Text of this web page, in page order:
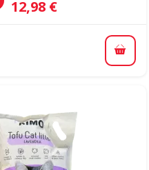
Cena
12,98 €